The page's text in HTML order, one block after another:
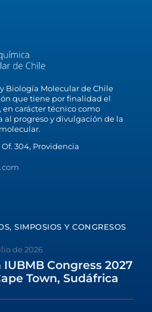
Biología Molecular de Chile
que tiene por finalidad el
carácter técnico como
progreso y divulgación de la
304, Providencia
SIMPOSIOS Y CONGRESOS
de 2026
IUBMB Congress 2027
Town, Sudáfrica